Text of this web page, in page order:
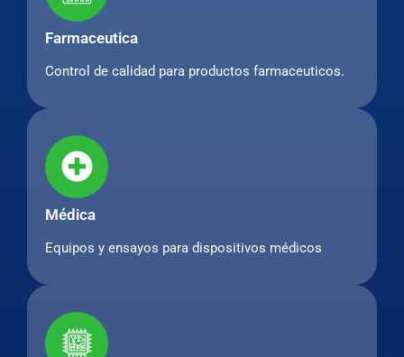
Farmaceutica
Control de calidad para productos farmaceuticos.
Médica
Equipos y ensayos para dispositivos médicos